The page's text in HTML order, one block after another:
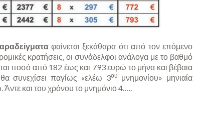
φαίνεται ξεκάθαρα ότι από τον επόμενο
κρατήσεις, οι συνάδελφοι ανάλογα με το βαθμό
ποσό από 182 έως και 793 ευρώ το μήνα και βέβαια
συνεχίσει παγίως «ελέω 3ου μνημονίου» μηνιαία
και του χρόνου το μνημόνιο 4…..